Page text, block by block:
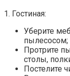
1. Гостиная:
Уберите
пылесосом;
Протрите
столы,
Постелите